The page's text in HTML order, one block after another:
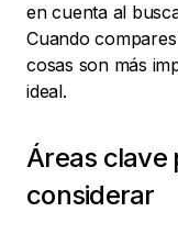
en cuenta al
Cuando
cosas son más
ideal.
Áreas clave
considerar